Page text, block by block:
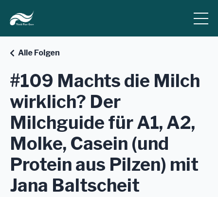
#109 Machts die Milch
wirklich? Der
Milchguide für A1, A2,
Molke, Casein (und
Protein aus Pilzen) mit
Jana Baltscheit
Alle Folgen